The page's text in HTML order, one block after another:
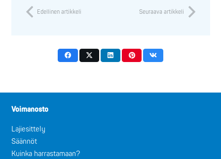
Edellinen artikkeli Seuraava artikkeli
Voimanosto
Lajiesittely
Säännöt
Kuinka harrastamaan?